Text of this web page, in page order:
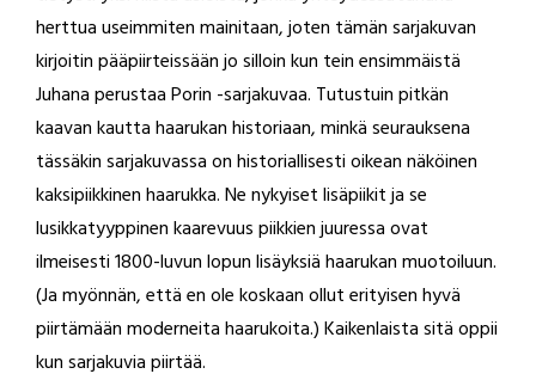
herttua useimmiten mainitaan, joten tämän sarjakuvan
kirjoitin pääpiirteissään jo silloin kun tein ensimmäistä
Juhana perustaa Porin -sarjakuvaa. Tutustuin pitkän
kaavan kautta haarukan historiaan, minkä seurauksena
tässäkin sarjakuvassa on historiallisesti oikean näköinen
kaksipiikkinen haarukka. Ne nykyiset lisäpiikit ja se
lusikkatyyppinen kaarevuus piikkien juuressa ovat
ilmeisesti 1800-luvun lopun lisäyksiä haarukan muotoiluun.
(Ja myönnän, että en ole koskaan ollut erityisen hyvä
piirtämään moderneita haarukoita.) Kaikenlaista sitä oppii
kun sarjakuvia piirtää.